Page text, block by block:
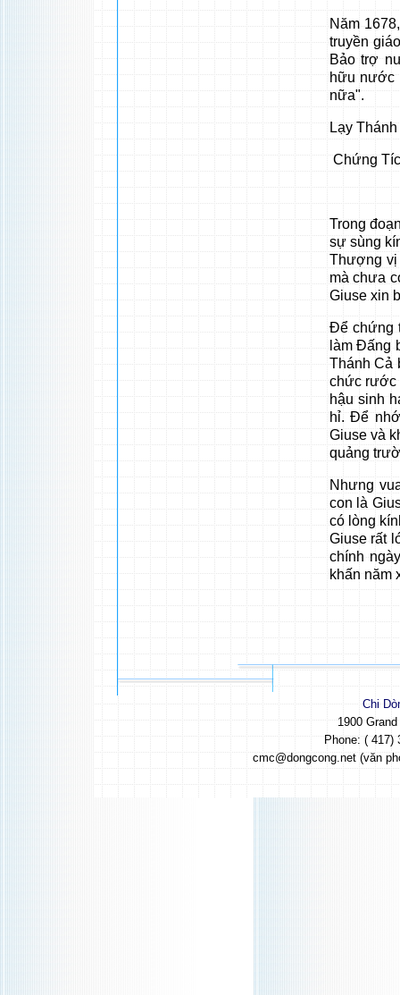
Năm
truyền
Bảo trợ
hữu nước
nữa".
Lạy
Chứng
Trong
sự sùng
Thượng vị
mà chưa
Giuse xin
Ðể chứng
làm Ðấng
Thánh Cả
chức rước
hậu sinh
hỉ. Ðể
Giuse và
quảng
Nhưng
con là
có lòng
Giuse rất
chính
khấn năm
Chi
1900
Phone: ( 417)
cmc@dongcong.net (văn